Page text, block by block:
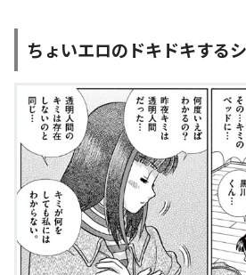
ちょいエロのドキドキする